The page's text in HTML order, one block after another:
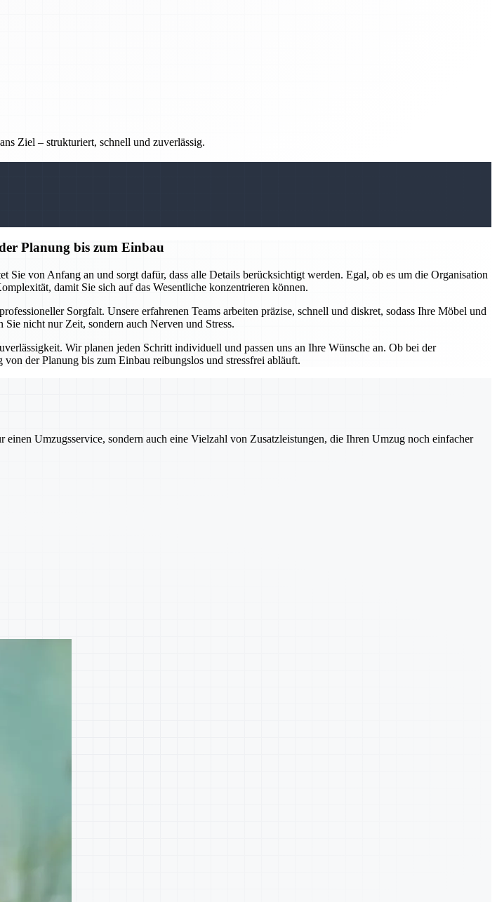
Ziel – strukturiert, schnell und zuverlässig.
Planung bis zum Einbau
von Anfang an und sorgt dafür, dass alle Details berücksichtigt werden. Egal, ob es um die Organisation
damit Sie sich auf das Wesentliche konzentrieren können.
Sorgfalt. Unsere erfahrenen Teams arbeiten präzise, schnell und diskret, sodass Ihre Möbel und
nicht nur Zeit, sondern auch Nerven und Stress.
Wir planen jeden Schritt individuell und passen uns an Ihre Wünsche an. Ob bei der
der Planung bis zum Einbau reibungslos und stressfrei abläuft.
Umzugsservice, sondern auch eine Vielzahl von Zusatzleistungen, die Ihren Umzug noch einfacher